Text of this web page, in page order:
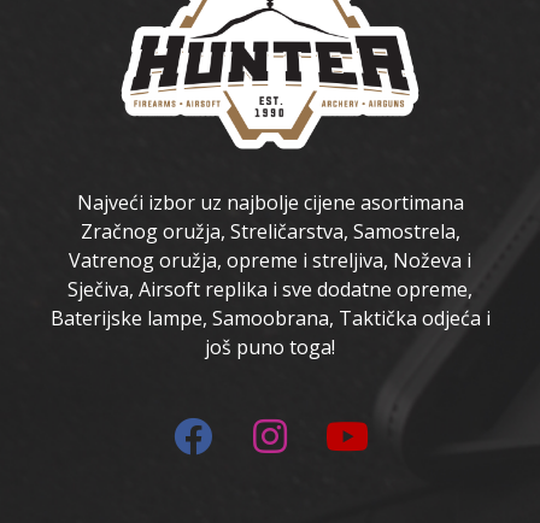
Najveći izbor uz najbolje cijene asortimana
Zračnog oružja, Streličarstva, Samostrela,
Vatrenog oružja, opreme i streljiva, Noževa i
Sječiva, Airsoft replika i sve dodatne opreme,
Baterijske lampe, Samoobrana, Taktička odjeća i
još puno toga!